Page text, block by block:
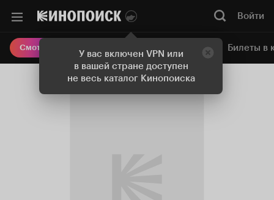
У вас включен VPN или
в вашей стране доступен
не весь каталог Кинопоиска
Войти
Смотреть кино Онлайн-кинотеатр Билеты в